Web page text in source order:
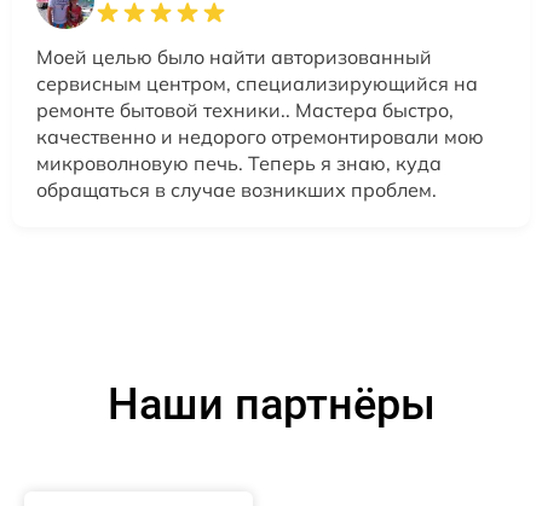
Моей целью было найти авторизованный
сервисным центром, специализирующийся на
ремонте бытовой техники.. Мастера быстро,
качественно и недорого отремонтировали мою
микроволновую печь. Теперь я знаю, куда
обращаться в случае возникших проблем.
Наши партнёры